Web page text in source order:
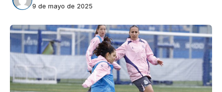
9 de mayo de 2025